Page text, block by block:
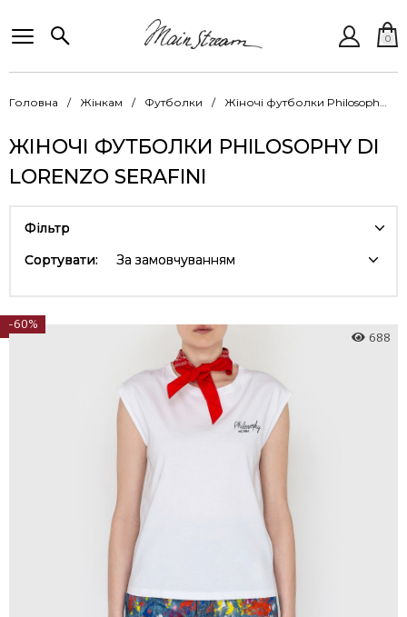
0
Головна Жінкам Футболки Жіночі футболки Philosophy Di Lorenzo Se..
ЖІНОЧІ ФУТБОЛКИ PHILOSOPHY DI
LORENZO SERAFINI
Фільтр
Сортувати:
За замовчуванням
-60%
688